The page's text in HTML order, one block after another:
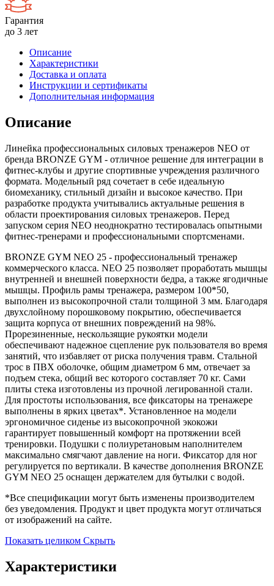
Гарантия
до 3 лет
Описание
Характеристики
Доставка и оплата
Инструкции и сертификаты
Дополнительная информация
Описание
Линейка профессиональных силовых тренажеров NEO от
бренда BRONZE GYM - отличное решение для интеграции в
фитнес-клубы и другие спортивные учреждения различного
формата. Модельный ряд сочетает в себе идеальную
биомеханику, стильный дизайн и высокое качество. При
разработке продукта учитывались актуальные решения в
области проектирования силовых тренажеров. Перед
запуском серия NEO неоднократно тестировалась опытными
фитнес-тренерами и профессиональными спортсменами.
BRONZE GYM NEO 25 - профессиональный тренажер
коммерческого класса. NEO 25 позволяет проработать мышцы
внутренней и внешней поверхности бедра, а также ягодичные
мышцы. Профиль рамы тренажера, размером 100*50,
выполнен из высокопрочной стали толщиной 3 мм. Благодаря
двухслойному порошковому покрытию, обеспечивается
защита корпуса от внешних повреждений на 98%.
Прорезиненные, нескользящие рукоятки модели
обеспечивают надежное сцепление рук пользователя во время
занятий, что избавляет от риска получения травм. Стальной
трос в ПВХ оболочке, общим диаметром 6 мм, отвечает за
подъем стека, общий вес которого составляет 70 кг. Сами
плиты стека изготовлены из прочной легированной стали.
Для простоты использования, все фиксаторы на тренажере
выполнены в ярких цветах*. Установленное на модели
эргономичное сиденье из высокопрочной экокожи
гарантирует повышенный комфорт на протяжении всей
тренировки. Подушки с полиуретановым наполнителем
максимально смягчают давление на ноги. Фиксатор для ног
регулируется по вертикали. В качестве дополнения BRONZE
GYM NEO 25 оснащен держателем для бутылки с водой.
*Все спецификации могут быть изменены производителем
без уведомления. Продукт и цвет продукта могут отличаться
от изображений на сайте.
Показать целиком Скрыть
Характеристики